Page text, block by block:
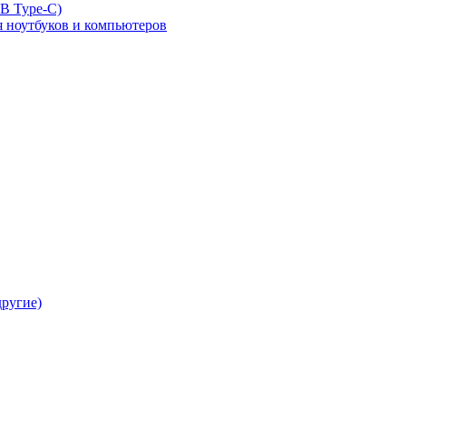
Type-C)
ноутбуков и компьютеров